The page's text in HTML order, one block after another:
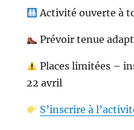
Activité ouverte à
Prévoir tenue
Places limitées –
22 avril
S’inscrire à